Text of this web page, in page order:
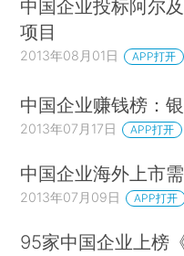
中国企业投标阿尔
项目
2013年08月01日 APP打开
中国企业赚钱榜：
2013年07月17日 APP打开
中国企业海外上市
2013年07月09日 APP打开
95家中国企业上榜